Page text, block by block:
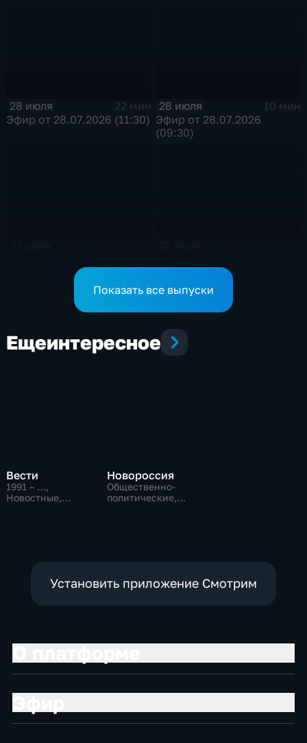
28 июля
22 мин
Эфир от 28.07.2026 (11:30)
28 июля
10 мин
Эфир от 28.07.2026
(09:30)
Показать все выпуски
Ещеинтересное
Вести
1991 – …,
Новостные,
Новороссия
Общественно-
политические,
Установить приложение Смотрим